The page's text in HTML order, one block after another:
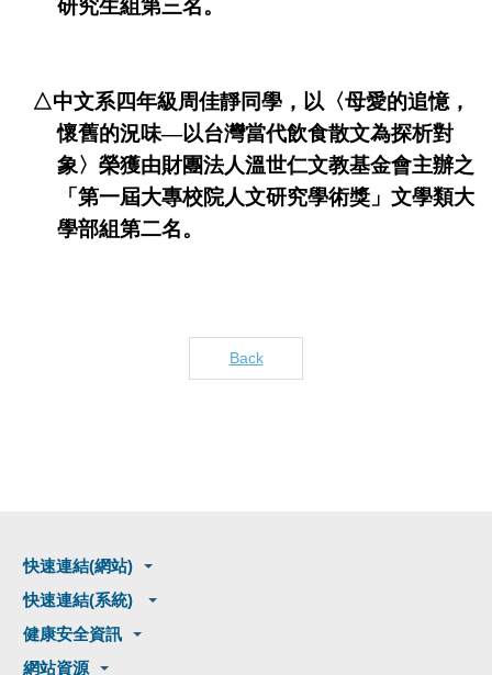
研究生組第三名。
△中文系四年級周佳靜同學，以〈母愛的追憶，
懷舊的況味—以台灣當代飲食散文為探析對
象〉榮獲由財團法人溫世仁文教基金會主辦之
「第一屆大專校院人文研究學術獎」文學類大
學部組第二名。
Back
快速連結(網站)
快速連結(系統)
健康安全資訊
網站資源